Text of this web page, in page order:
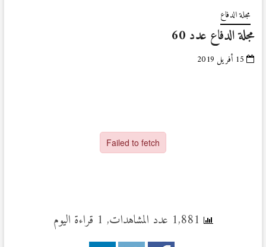
مجلة الدفاع
مجلة الدفاع عدد 60
15 أفريل 2019